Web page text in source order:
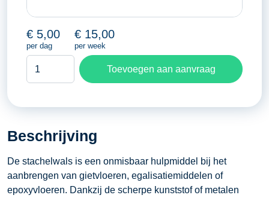
€ 5,00
per dag
€ 15,00
per week
Toevoegen aan aanvraag
Beschrijving
De stachelwals is een onmisbaar hulpmiddel bij het
aanbrengen van gietvloeren, egalisatiemiddelen of
epoxyvloeren. Dankzij de scherpe kunststof of metalen